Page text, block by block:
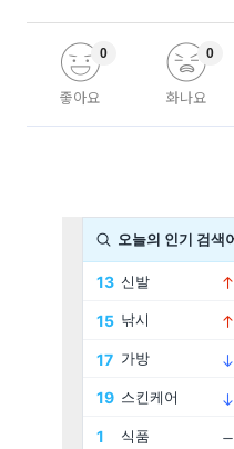
좋아요
0
화나요
0